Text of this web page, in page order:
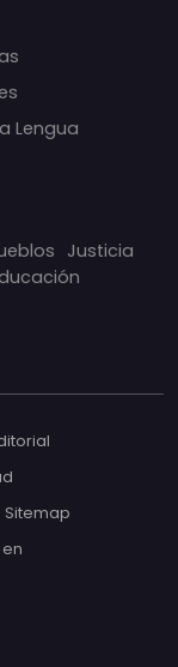
Lengua
Justicia
Sitemap
en